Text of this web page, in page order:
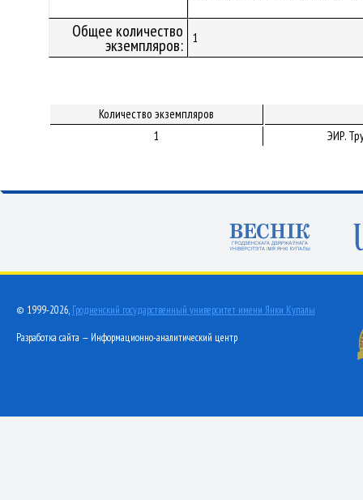
Общее количество
экземпляров: 1
Количество экземпляров
1
ЭИР.
© 1999-2026, Гродненский государственный университет имени Янки Купалы
Разработка сайта — Информационно-аналитический центр